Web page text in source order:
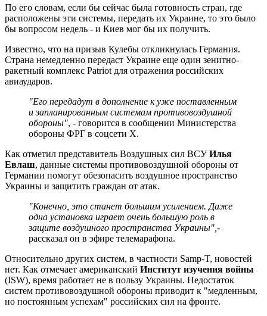
По его словам, если бы сейчас была готовность стран, где
расположены эти системы, передать их Украине, то это было
бы вопросом недель - и Киев мог бы их получить.
Известно, что на призыв Кулебы откликнулась Германия.
Страна немедленно передаст Украине еще один зенитно-
ракетный комплекс Patriot для отражения российских
авиаударов.
"Его передадут в дополнение к уже поставленным
и запланированным системам противовоздушной
обороны", - говорится в сообщении Министерства
обороны ФРГ в соцсети Х.
Как отметил представитель Воздушных сил ВСУИлья
Евлаш, данные системы противовоздушной обороны от
Германии помогут обезопасить воздушное пространство
Украины и защитить граждан от атак.
"Конечно, это станет большим усилением. Даже
одна установка играет очень большую роль в
защите воздушного пространства Украины",-
рассказал он в эфире телемарафона.
Относительно других систем, в частности Samp-T, новостей
нет. Как отмечает американский Институт изучения войны
(ISW), время работает не в пользу Украины. Недостаток
систем противовоздушной обороны приводит к "медленным,
но постоянным успехам" российских сил на фронте.